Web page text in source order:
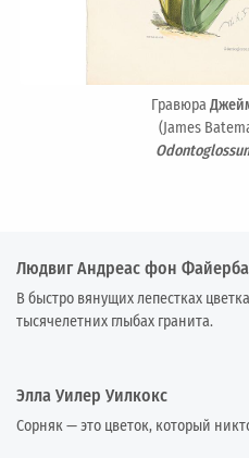
Гравюра
(James
Людвиг Андреас фон
В быстро вянущих лепестках
тысячелетних глыбах гранита.
Элла Уилер Уилкокс
Сорняк — это цветок, который